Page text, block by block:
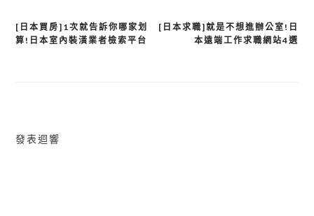
文
[日本求職]就是不想進辦公室!日
本遠端工作求職網站4選
[日本買房]1次就告訴你哪家划
算!日本室內裝潢業者檢索平台
發表迴響